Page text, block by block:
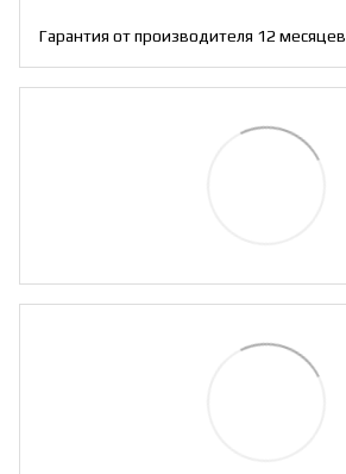
Гарантия от производителя 12 месяцев